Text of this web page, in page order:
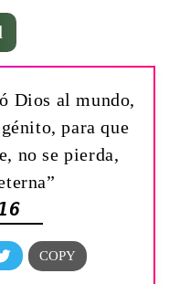
Dios al mundo,
para que
no se pierda,